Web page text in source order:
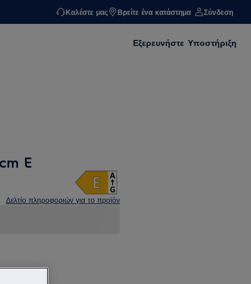
Καλέστε μας Βρείτε ένα κατάστημα Σύνδεση
Εξερευνήστε Υποστήριξη
E
Δελτίο πληροφοριών για το προϊόν